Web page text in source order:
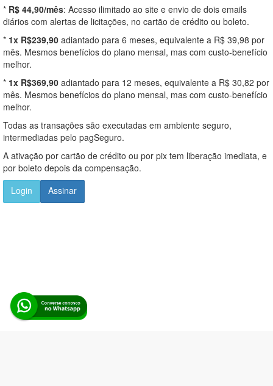
* R$ 44,90/mês: Acesso ilimitado ao site e envio de dois emails
diários com alertas de licitações, no cartão de crédito ou boleto.
* 1x R$239,90 adiantado para 6 meses, equivalente a R$ 39,98 por
mês. Mesmos benefícios do plano mensal, mas com custo-benefício
melhor.
* 1x R$369,90 adiantado para 12 meses, equivalente a R$ 30,82 por
mês. Mesmos benefícios do plano mensal, mas com custo-benefício
melhor.
Todas as transações são executadas em ambiente seguro,
intermediadas pelo pagSeguro.
A ativação por cartão de crédito ou por pix tem liberação imediata, e
por boleto depois da compensação.
Login
Assinar